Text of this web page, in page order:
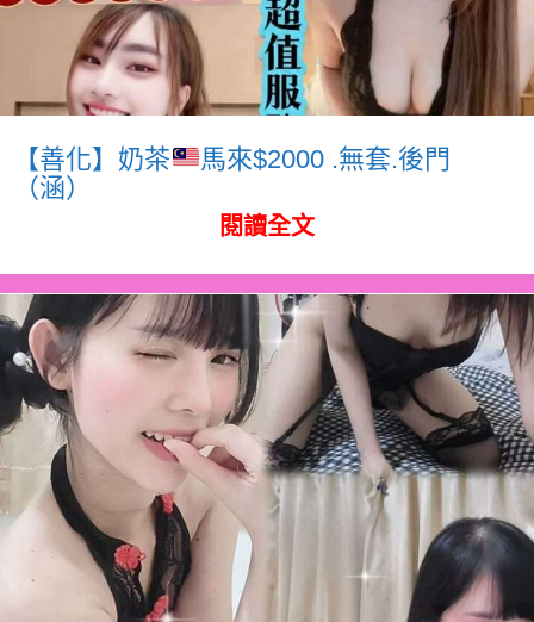
【善化】奶茶
馬來$2000 .無套.後門
（涵）
閱讀全文